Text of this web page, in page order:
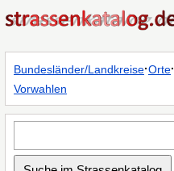
Bundesländer/Landkreise·Orte·
Vorwahlen